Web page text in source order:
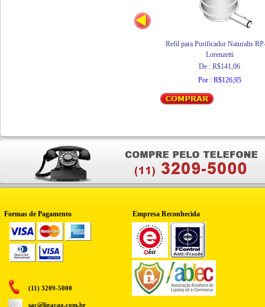
Refil para Purificador Naturalis
Lorenzetti
De : R$141,06
Por : R$126,95
Formas de Pagamento Empresa Reconhecida
(11) 3209-5000
sac@ligacao.com.br